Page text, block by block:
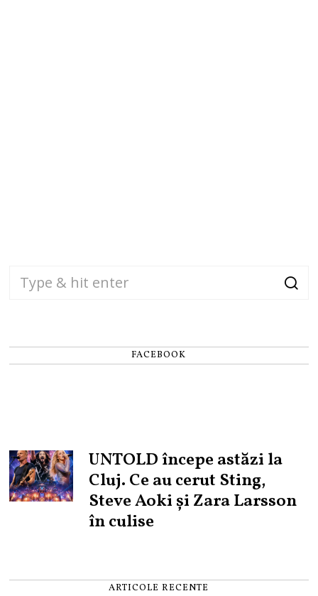
FACEBOOK
UNTOLD începe astăzi la
Cluj. Ce au cerut Sting,
Steve Aoki și Zara Larsson
în culise
ARTICOLE RECENTE